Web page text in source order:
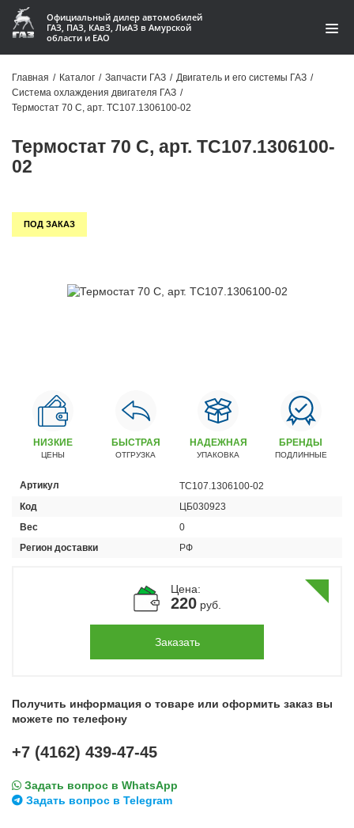
Официальный дилер автомобилей
ГАЗ, ПАЗ, КАвЗ, ЛиАЗ в Амурской
области и ЕАО
Акции
О компании
Контакты
Доставка
+7 (4162) 22-95-09
Запчасти
+7 (4162) 22-95-79
Сервисный центр
+7 (4162) 22–95–69
График работы: ПН-ПТ с 8.30 до 18.00 (+6 по МСК)
График работы сервис: ПН-СБ с 8.30 до 20.00
Главная / Каталог / Запчасти ГАЗ / Двигатель и его системы ГАЗ /
Система охлаждения двигателя ГАЗ /
Термостат 70 С, арт. ТС107.1306100-02
Термостат 70 С, арт. ТС107.1306100-
02
ПОД ЗАКАЗ
НИЗКИЕ
ЦЕНЫ
БЫСТРАЯ
ОТГРУЗКА
НАДЕЖНАЯ
УПАКОВКА
БРЕНДЫ
ПОДЛИННЫЕ
Артикул
ТС107.1306100-02
Код
ЦБ030923
Вес
0
Регион доставки
РФ
Цена:
220руб.
Заказать
Получить информация о товаре или оформить заказ вы
можете по телефону
+7 (4162) 439-47-45
Задать вопрос в WhatsApp
Задать вопрос в Telegram